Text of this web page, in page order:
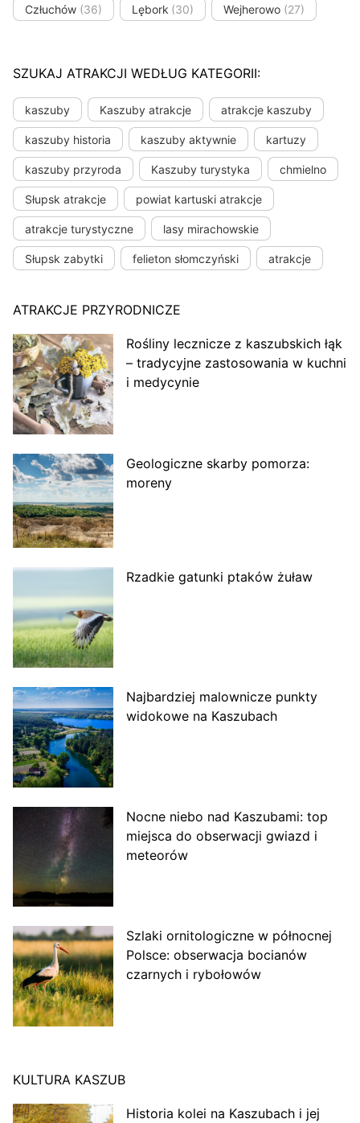
Człuchów (36) Lębork (30) Wejherowo (27)
SZUKAJ ATRAKCJI WEDŁUG KATEGORII:
kaszuby Kaszuby atrakcje atrakcje kaszuby
kaszuby historia kaszuby aktywnie kartuzy
kaszuby przyroda Kaszuby turystyka chmielno
Słupsk atrakcje powiat kartuski atrakcje
atrakcje turystyczne lasy mirachowskie
Słupsk zabytki felieton słomczyński atrakcje
ATRAKCJE PRZYRODNICZE
Rośliny lecznicze z kaszubskich łąk
– tradycyjne zastosowania w kuchni
i medycynie
Geologiczne skarby pomorza:
moreny
Rzadkie gatunki ptaków żuław
Najbardziej malownicze punkty
widokowe na Kaszubach
Nocne niebo nad Kaszubami: top
miejsca do obserwacji gwiazd i
meteorów
Szlaki ornitologiczne w północnej
Polsce: obserwacja bocianów
czarnych i rybołowów
KULTURA KASZUB
Historia kolei na Kaszubach i jej